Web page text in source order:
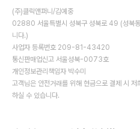
(주)클릭앤퍼니/김예중
02880 서울특별시 성북구 성북로 49 (성북
니다.)
사업자 등록번호 209-81-43420
통신판매업신고 서울성북-0073호
개인정보관리책임자 박수미
고객님은 안전거래를 위해 현금으로 결제 시
하실 수 있습니다.